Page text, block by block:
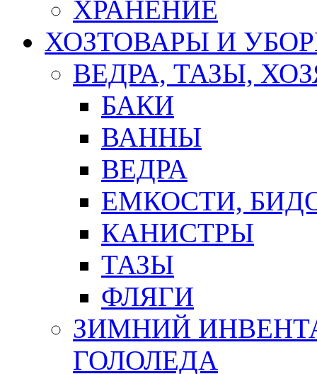
ХРАНЕНИЕ
ХОЗТОВАРЫ И
ВЕДРА, ТАЗЫ,
БАКИ
ВАННЫ
ВЕДРА
ЕМКОСТИ,
КАНИСТРЫ
ТАЗЫ
ФЛЯГИ
ЗИМНИЙ
ГОЛОЛЕДА